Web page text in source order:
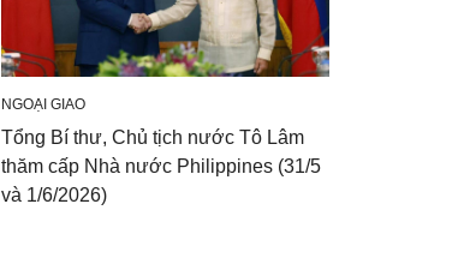
NGOẠI GIAO
Tổng Bí thư, Chủ tịch nước Tô Lâm
thăm cấp Nhà nước Philippines (31/5
và 1/6/2026)